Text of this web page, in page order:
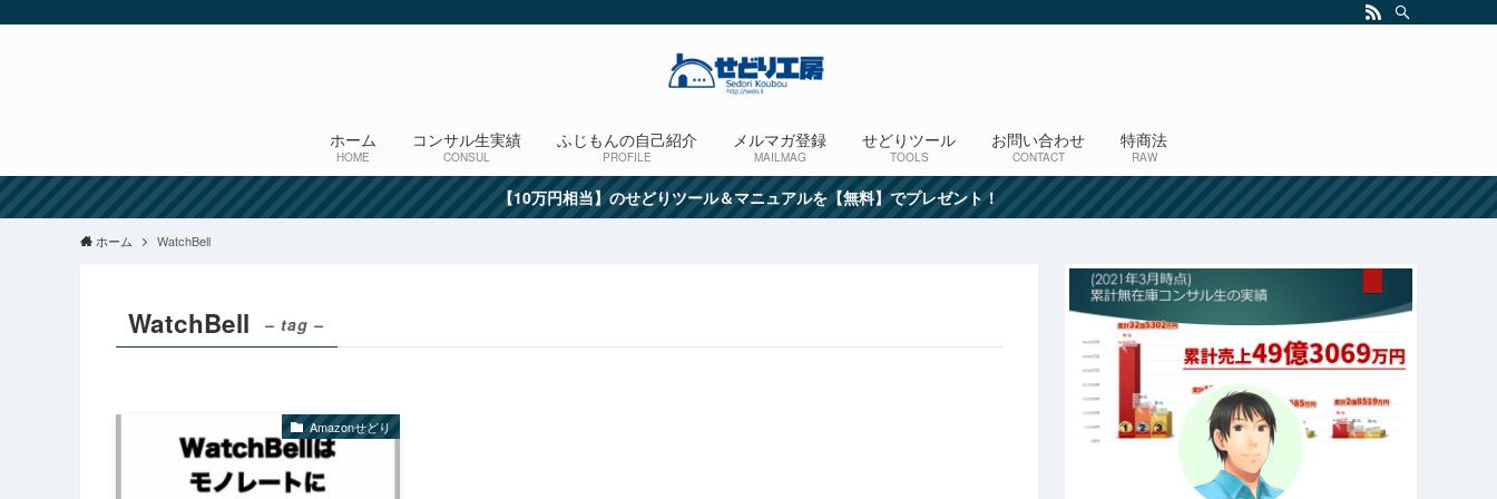
ホーム
HOME
コンサル生実績
CONSUL
ふじもんの自己紹介
PROFILE
メルマガ登録
MAILMAG
せどりツール
TOOLS
お問い合わせ
CONTACT
特商法
RAW
【10万円相当】のせどりツール＆マニュアルを【無料】でプレゼント！
ホーム WatchBell
WatchBell – tag –
Amazonせどり